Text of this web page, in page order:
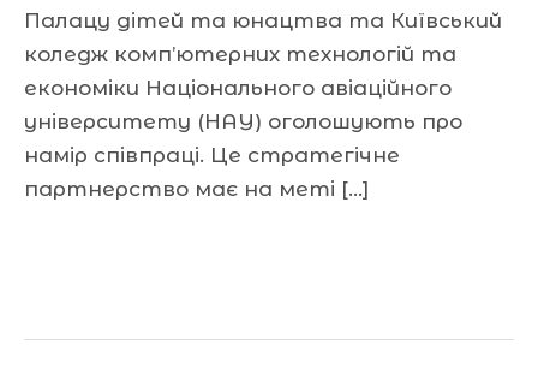
Палацу дітей та юнацтва та Київський
коледж комп’ютерних технологій та
економіки Національного авіаційного
університету (НАУ) оголошують про
намір співпраці. Це стратегічне
партнерство має на меті […]